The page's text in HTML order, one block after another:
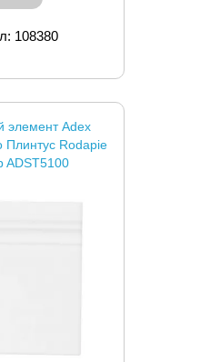
108380
элемент Adex
Плинтус Rodapie
ADST5100